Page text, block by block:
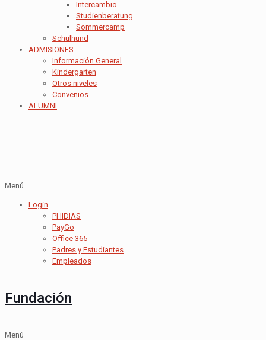
Intercambio
Studienberatung
Sommercamp
Schulhund
ADMISIONES
Información General
Kindergarten
Otros niveles
Convenios
ALUMNI
Menú
Login
PHIDIAS
PayGo
Office 365
Padres y Estudiantes
Empleados
Fundación
Menú